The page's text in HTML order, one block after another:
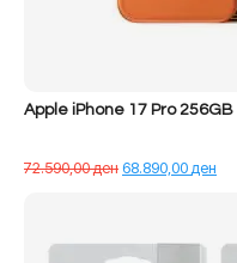
Apple iPhone 17 Pro 256GB
72.590,00денÇmimi
68.890,00ден